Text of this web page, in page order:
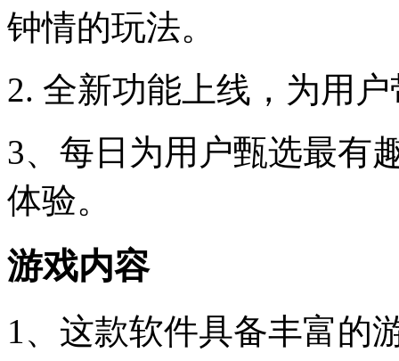
钟情的玩法。
2. 全新功能上线，为用
3、每日为用户甄选最有
体验。
游戏内容
1、这款软件具备丰富的